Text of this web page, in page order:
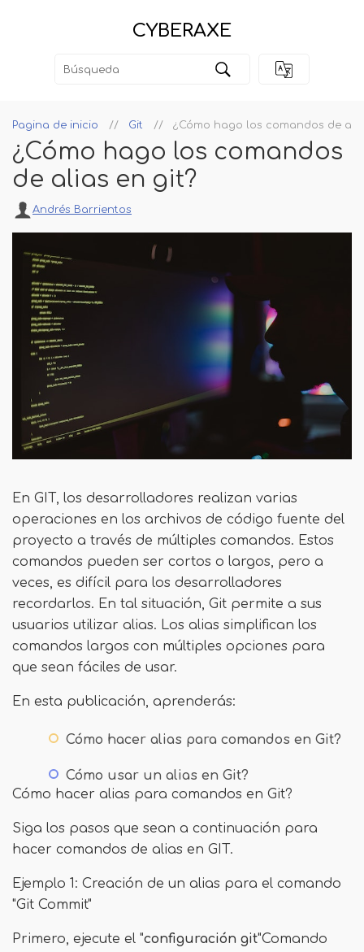
CYBERAXE
Pagina de inicio Git ¿Cómo hago los comandos de
¿Cómo hago los comandos
de alias en git?
Andrés Barrientos
En GIT, los desarrolladores realizan varias
operaciones en los archivos de código fuente del
proyecto a través de múltiples comandos. Estos
comandos pueden ser cortos o largos, pero a
veces, es difícil para los desarrolladores
recordarlos. En tal situación, Git permite a sus
usuarios utilizar alias. Los alias simplifican los
comandos largos con múltiples opciones para
que sean fáciles de usar.
En esta publicación, aprenderás:
Cómo hacer alias para comandos en Git?
Cómo usar un alias en Git?
Cómo hacer alias para comandos en Git?
Siga los pasos que sean a continuación para
hacer comandos de alias en GIT.
Ejemplo 1: Creación de un alias para el comando
"Git Commit"
Primero, ejecute el "configuración git"Comando